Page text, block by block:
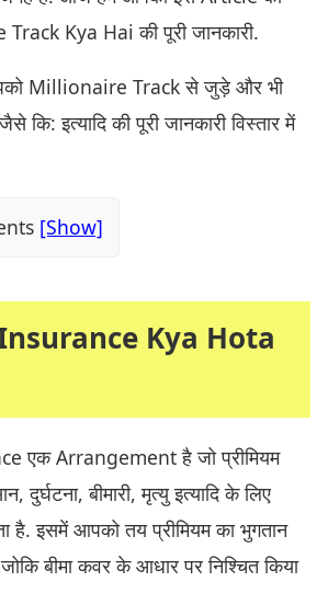
Kya Hai की पूरी जानकारी.
Millionaire Track से जुड़े और भी
कि: इत्यादि की पूरी जानकारी विस्तार में
Kya Hota
एक Arrangement है जो प्रीमियम
बीमारी, मृत्यु इत्यादि के लिए
है. इसमें आपको तय प्रीमियम का भुगतान
बीमा कवर के आधार पर निश्चित किया